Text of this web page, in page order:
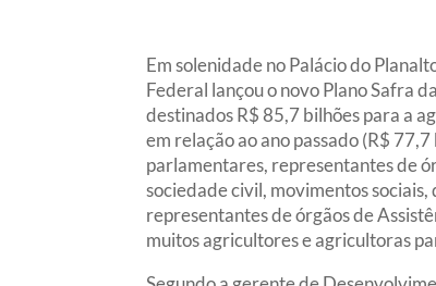
Em solenidade no Palácio do
Federal lançou o novo Plano Safra
destinados R$ 85,7 bilhões para a
em relação ao ano passado (R$
parlamentares, representantes de
sociedade civil, movimentos
representantes de órgãos de
muitos agricultores e agricultoras